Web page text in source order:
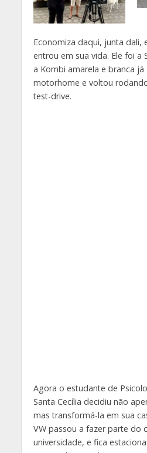
Economiza daqui, junta dali,
entrou em sua vida. Ele foi a
a Kombi amarela e branca
motorhome e voltou
test-drive.
Agora o estudante de
Santa Cecília decidiu não
mas transformá-la em sua
VW passou a fazer parte do
universidade, e fica